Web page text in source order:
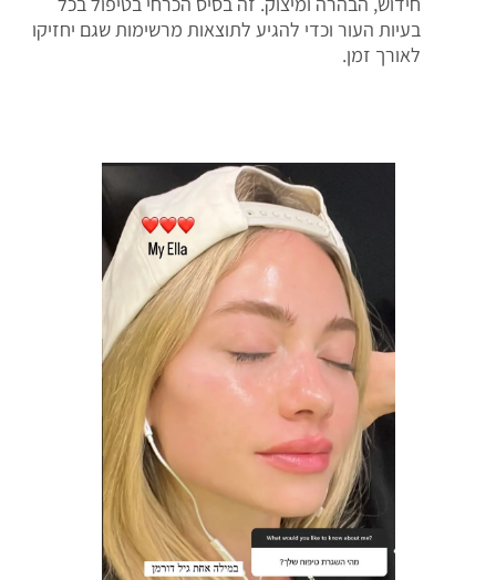
בעיות העור וכדי להגיע לתוצאות מרשימות שגם יחזיקו
לאורך זמן.